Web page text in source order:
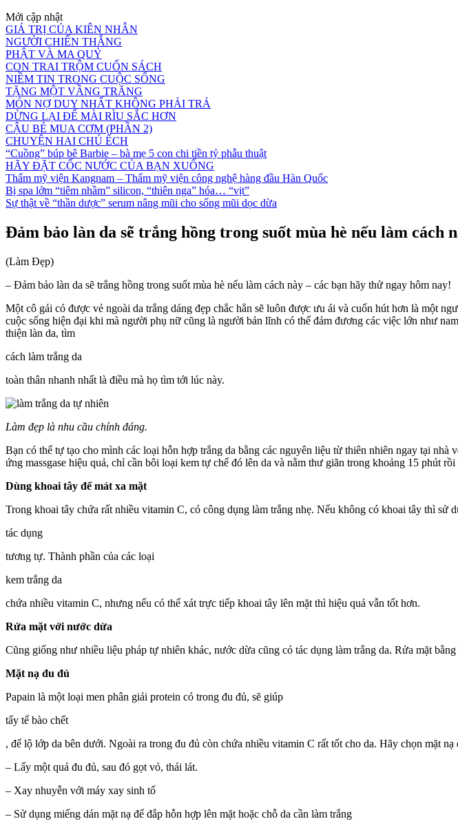
Mới cập nhật
GIÁ TRỊ CỦA KIÊN NHẪN
NGƯỜI CHIẾN THẮNG
PHẬT VÀ MA QUỶ
CON TRAI TRỘM CUỐN SÁCH
NIỀM TIN TRONG CUỘC SỐNG
TẶNG MỘT VẦNG TRĂNG
MÓN NỢ DUY NHẤT KHÔNG PHẢI TRẢ
DỪNG LẠI ĐỂ MÀI RÌU SẮC HƠN
CẬU BÉ MUA CƠM (PHẦN 2)
CHUYỆN HAI CHÚ ẾCH
“Cuồng” búp bê Barbie – bà mẹ 5 con chi tiền tỷ phẫu thuật
HÃY ĐẶT CỐC NƯỚC CỦA BẠN XUỐNG
Thẩm mỹ viện Kangnam – Thẩm mỹ viện công nghệ hàng đầu Hàn Quốc
Bị spa lởm “tiêm nhầm” silicon, “thiên nga” hóa… “vịt”
Sự thật về “thần dược” serum nâng mũi cho sống mũi dọc dừa
Đảm bảo làn da sẽ trắng hồng trong suốt mùa hè nếu làm cách
(Làm Đẹp)
– Đảm bảo làn da sẽ trắng hồng trong suốt mùa hè nếu làm cách này – các bạn hãy thử ngay hôm nay!
Một cô gái có được vẻ ngoài da trắng dáng đẹp chắc hẳn sẽ luôn được ưu ái và cuốn hút hơn là một
cuộc sống hiện đại khi mà người phụ nữ cũng là người bản lĩnh có thể đảm đương các việc lớn như
thiện làn da, tìm
cách làm trắng da
toàn thân nhanh nhất là điều mà họ tìm tới lúc này.
Làm đẹp là nhu cầu chính đáng.
Bạn có thể tự tạo cho mình các loại hỗn hợp trắng da bằng các nguyên liệu từ thiên nhiên ngay tại
ứng massgase hiệu quả, chỉ cần bôi loại kem tự chế đó lên da và nằm thư giãn trong khoảng 15 phút
Dùng khoai tây để mát xa mặt
Trong khoai tây chứa rất nhiều vitamin C, có công dụng làm trắng nhẹ. Nếu không có khoai tây thì sử
tác dụng
tương tự. Thành phần của các loại
kem trắng da
chứa nhiều vitamin C, nhưng nếu có thể xát trực tiếp khoai tây lên mặt thì hiệu quả vẫn tốt hơn.
Rửa mặt với nước dừa
Cũng giống như nhiều liệu pháp tự nhiên khác, nước dừa cũng có tác dụng làm trắng da. Rửa mặt
Mặt nạ đu đủ
‎Papain là một loại men phân giải protein có trong đu đủ, sẽ giúp
tẩy tế bào chết
, để lộ lớp da bên dưới. Ngoài ra trong đu đủ còn chứa nhiều vitamin C rất tốt cho da. Hãy chọn mặt
– Lấy một quả đu đủ, sau đó gọt vỏ, thái lát.
– Xay nhuyễn với máy xay sinh tố
– Sử dụng miếng dán mặt nạ để đắp hỗn hợp lên mặt hoặc chỗ da cần làm trắng